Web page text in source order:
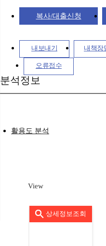
복사/대출신청
내보내기 내책장
오류접수
분석정보
활용도 분석
View
상세정보조회